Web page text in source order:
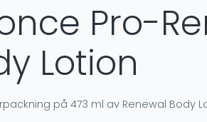
Pro-
Lotion
på 473 ml av Renewal Body